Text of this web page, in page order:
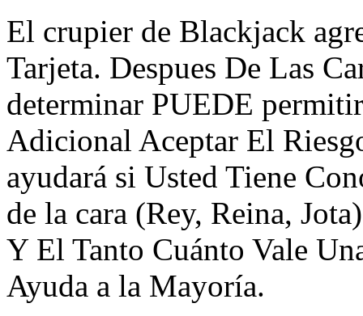
El crupier de Blackjack
Tarjeta. Despues De Las
determinar PUEDE
Adicional Aceptar El
ayudará si Usted Tiene
de la cara (Rey, Reina,
Y El Tanto Cuánto Vale
Ayuda a la Mayoría.